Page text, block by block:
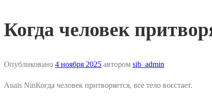
Когда человек
Опубликовано 4 ноября 2025 автором sib_admin
Anaïs NinКогда человек притворяется, все тело восстает.